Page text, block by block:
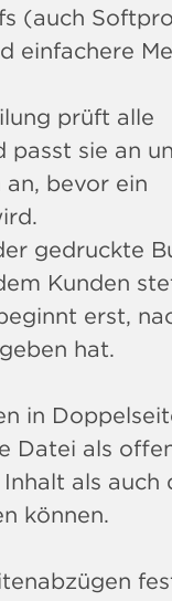
(auch
einfachere
prüft alle
passt sie an
bevor ein
gedruckte
Kunden
erst,
hat.
in
Datei als
als auch
können.